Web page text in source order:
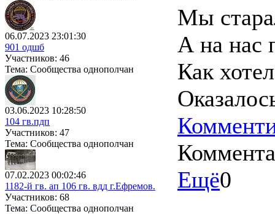
06.07.2023 23:01:30
901 одшб
Участников: 46
Тема: Сообщества однополчан
03.06.2023 10:28:50
104 гв.пдп
Участников: 47
Тема: Сообщества однополчан
07.02.2023 00:02:46
1182-й гв. ап 106 гв. вдд г.Ефремов.
Участников: 68
Тема: Сообщества однополчан
Мы
А на нас
Как
Ещё0